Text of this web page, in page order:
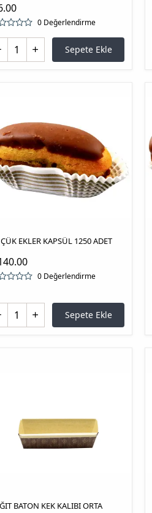
0 Değerlendirme
Sepete Ekle
EKLER KAPSÜL 1250 ADET
0 Değerlendirme
Sepete Ekle
BATON KEK KALIBI ORTA